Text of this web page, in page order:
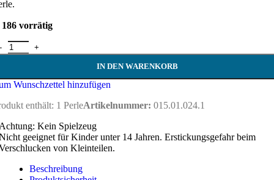
186 vorrätig
Perle 6 mm - matt - chinesische Jade Menge
IN DEN WARENKORB
Wunschzettel hinzufügen
enthält: 1 PerleArtikelnummer: 015.01.024.1
Kein Spielzeug
geeignet für Kinder unter 14 Jahren. Erstickungsgefahr beim
von Kleinteilen.
Beschreibung